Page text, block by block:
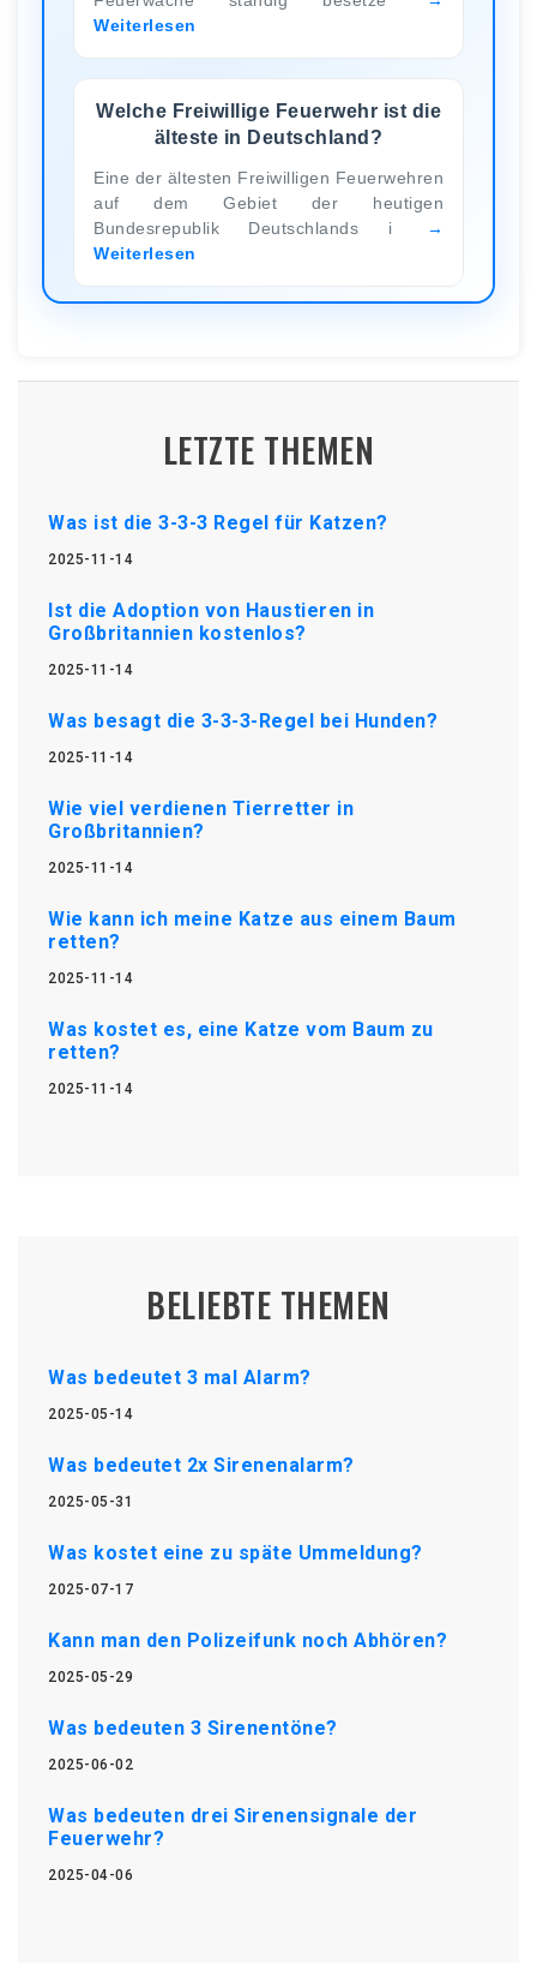
Weiterlesen
Welche Freiwillige Feuerwehr ist die
älteste in Deutschland?
Eine der ältesten Freiwilligen Feuerwehren
auf dem Gebiet der heutigen
Bundesrepublik Deutschlands i
Weiterlesen
LETZTE THEMEN
Was ist die 3-3-3 Regel für Katzen?
2025-11-14
Ist die Adoption von Haustieren in
Großbritannien kostenlos?
2025-11-14
Was besagt die 3-3-3-Regel bei Hunden?
2025-11-14
Wie viel verdienen Tierretter in
Großbritannien?
2025-11-14
Wie kann ich meine Katze aus einem Baum
retten?
2025-11-14
Was kostet es, eine Katze vom Baum zu
retten?
2025-11-14
BELIEBTE THEMEN
Was bedeutet 3 mal Alarm?
2025-05-14
Was bedeutet 2x Sirenenalarm?
2025-05-31
Was kostet eine zu späte Ummeldung?
2025-07-17
Kann man den Polizeifunk noch Abhören?
2025-05-29
Was bedeuten 3 Sirenentöne?
2025-06-02
Was bedeuten drei Sirenensignale der
Feuerwehr?
2025-04-06